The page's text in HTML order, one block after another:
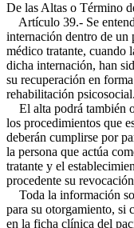
De las Altas o Término
Artículo 39.- Se
internación dentro de un
médico tratante, cuando
dicha internación, han
su recuperación en
rehabilitación psicosocial.
El alta podrá también
los procedimientos que
deberán cumplirse por
la persona que actúa
tratante y el
procedente su
Toda la información
para su otorgamiento, si
en la ficha clínica del